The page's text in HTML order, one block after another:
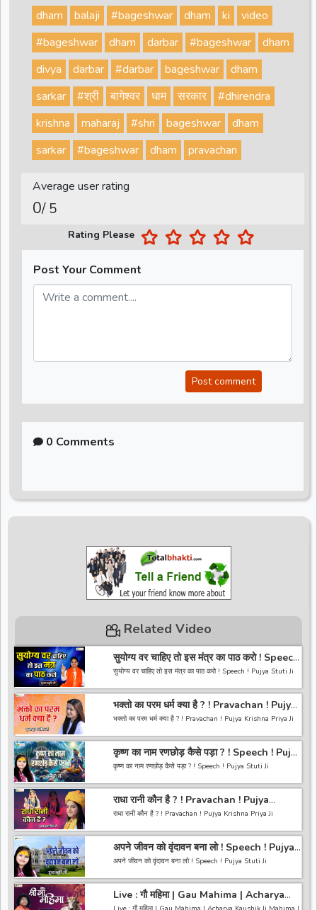
dham
balaji #bageshwar dham ki
video
#bageshwar
dham darbar #bageshwar
dham
divya
darbar #darbar bageshwar
dham
sarkar
#श्री बागेश्वर धाम सरकार
#dhirendra
krishna
maharaj #shri bageshwar
dham
sarkar
#bageshwar dham pravachan
Average user rating
0/ 5
Rating Please
Post Your Comment
Post comment
0 Comments
Related Video
सुयोग्य वर चाहिए तो इस मंत्र का पाठ करो ! Speech
! Pujya Stuti Ji
सुयोग्य वर चाहिए तो इस मंत्र का पाठ करो ! Speech ! Pujya Stuti Ji
*-----------------------------------------------------------------
------------------------------------------*
अगर आपको हमारी वीडियो अच्छी लगी तो हमारे चैनल को सब्सक्राइब करना
https://bit.ly/2HNBbHd
*-----------------------------------------------------------------
------------------------------------------
भक्तो का परम धर्म क्या है ? ! Pravachan ! Pujya
Krishna Priya Ji
भक्तो का परम धर्म क्या है ? ! Pravachan ! Pujya Krishna Priya Ji
------------------------------------------------------------------
----------------------------------------
अगर आपको हमारी वीडियो अच्छी लगी तो हमारे चैनल को सब्सक्राइब करना
https://bit.ly/2HNBbHd
------------------------------------------------------------------
-----------------------------------------
कृष्ण का नाम रणछोड़ कैसे पड़ा ? ! Speech ! Pujya
Stuti Ji
कृष्ण का नाम रणछोड़ कैसे पड़ा ? ! Speech ! Pujya Stuti Ji
*-----------------------------------------------------------------
------------------------------------------*
अगर आपको हमारी वीडियो अच्छी लगी तो हमारे चैनल को सब्सक्राइब करना
https://bit.ly/2HNBbHd
*-----------------------------------------------------------------
------------------------------------------*
राधा रानी कौन है ? ! Pravachan ! Pujya
Krishna Priya Ji
राधा रानी कौन है ? ! Pravachan ! Pujya Krishna Priya Ji
------------------------------------------------------------------
----------------------------------------
अगर आपको हमारी वीडियो अच्छी लगी तो हमारे चैनल को सब्सक्राइब करना
https://bit.ly/2HNBbHd
------------------------------------------------------------------
-----------------------------------------
अपने जीवन को वृंदावन बना लो ! Speech ! Pujya
Stuti Ji
अपने जीवन को वृंदावन बना लो ! Speech ! Pujya Stuti Ji
*-----------------------------------------------------------------
------------------------------------------*
अगर आपको हमारी वीडियो अच्छी लगी तो हमारे चैनल को सब्सक्राइब करना
Live : गौ महिमा | Gau Mahima | Acharya
Kaushik Ji Mahima | 26 January 2025 |